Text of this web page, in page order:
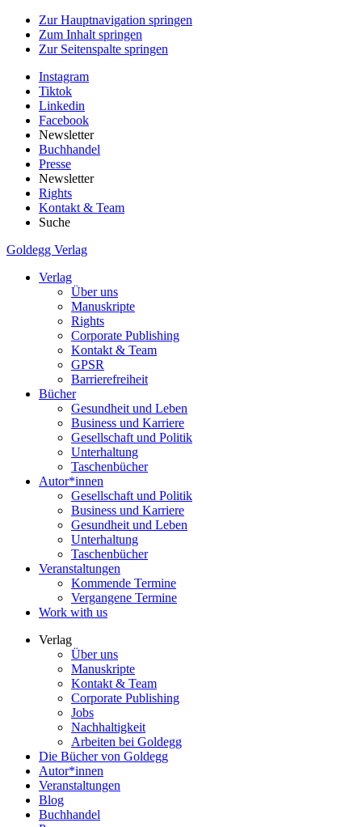
Zur Hauptnavigation springen
Zum Inhalt springen
Zur Seitenspalte springen
Instagram
Tiktok
Linkedin
Facebook
Newsletter
Buchhandel
Presse
Newsletter
Rights
Kontakt & Team
Suche
Goldegg Verlag
Verlag
Über uns
Manuskripte
Rights
Corporate Publishing
Kontakt & Team
GPSR
Barrierefreiheit
Bücher
Gesundheit und Leben
Business und Karriere
Gesellschaft und Politik
Unterhaltung
Taschenbücher
Autor*innen
Gesellschaft und Politik
Business und Karriere
Gesundheit und Leben
Unterhaltung
Taschenbücher
Veranstaltungen
Kommende Termine
Vergangene Termine
Work with us
Verlag
Über uns
Manuskripte
Kontakt & Team
Corporate Publishing
Jobs
Nachhaltigkeit
Arbeiten bei Goldegg
Die Bücher von Goldegg
Autor*innen
Veranstaltungen
Blog
Buchhandel